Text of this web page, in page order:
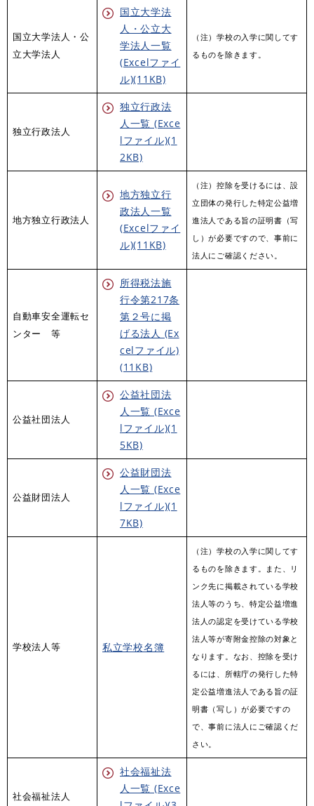
国立大学法人・公
立大学法人
国立大学法
人・公立大
学法人一覧
(Excelファイ
ル)(11KB)
（注）学校の入学に関してす
るものを除きます。
独立行政法人
独立行政法
人一覧 (Exce
lファイル)(1
2KB)
地方独立行政法人
地方独立行
政法人一覧
(Excelファイ
ル)(11KB)
（注）控除を受けるには、設
立団体の発行した特定公益増
進法人である旨の証明書（写
し）が必要ですので、事前に
法人にご確認ください。
自動車安全運転セ
ンター 等
所得税法施
行令第217条
第２号に掲
げる法人 (Ex
celファイル)
(11KB)
公益社団法人
公益社団法
人一覧 (Exce
lファイル)(1
5KB)
公益財団法人
公益財団法
人一覧 (Exce
lファイル)(1
7KB)
学校法人等 私立学校名簿
（注）学校の入学に関してす
るものを除きます。また、リ
ンク先に掲載されている学校
法人等のうち、特定公益増進
法人の認定を受けている学校
法人等が寄附金控除の対象と
なります。なお、控除を受け
るには、所轄庁の発行した特
定公益増進法人である旨の証
明書（写し）が必要ですの
で、事前に法人にご確認くだ
さい。
社会福祉法人
社会福祉法
人一覧 (Exce